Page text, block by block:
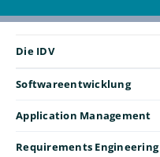
Die IDV
Softwareentwicklung
Application Management
Requirements Engineering